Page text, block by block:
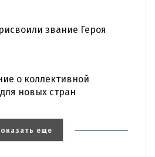
звание Героя
о коллективной
новых стран
еще